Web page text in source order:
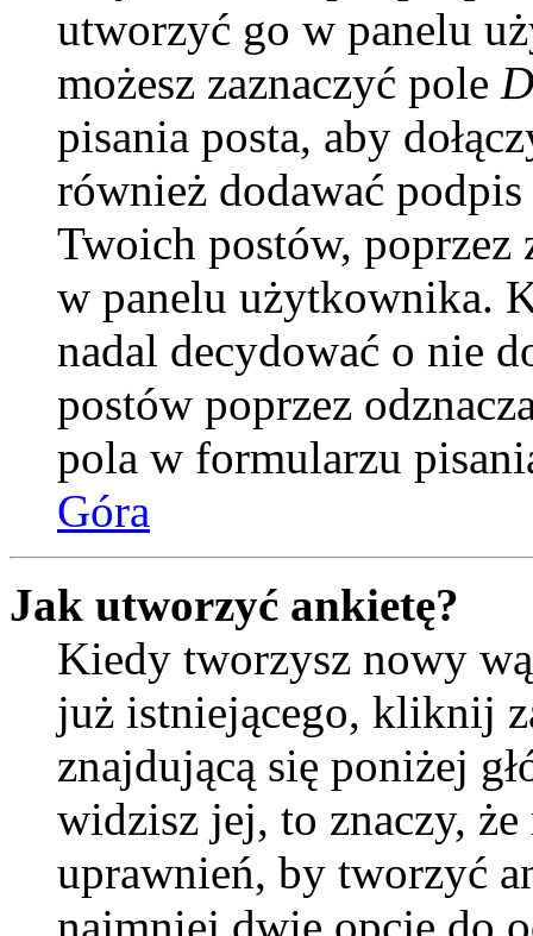
utworzyć go w panelu
możesz zaznaczyć pole
pisania posta, aby
również dodawać
Twoich postów, poprzez
w panelu użytkownika.
nadal decydować o nie
postów poprzez
pola w formularzu
Góra
Jak utworzyć ankietę?
Kiedy tworzysz nowy
już istniejącego, kliknij
znajdującą się poniżej
widzisz jej, to znaczy,
uprawnień, by tworzyć
najmniej dwie opcje do